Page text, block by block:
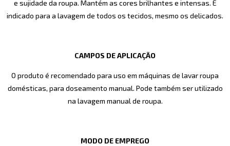
e sujidade da roupa. Mantém as cores brilhantes e intensas. É
indicado para a lavagem de todos os tecidos, mesmo os delicados.
CAMPOS DE APLICAÇÃO
O produto é recomendado para uso em máquinas de lavar roupa
domésticas, para doseamento manual. Pode também ser utilizado
na lavagem manual de roupa.
MODO DE EMPREGO